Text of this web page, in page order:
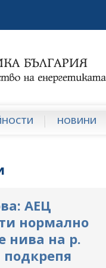
НОВИНИ
АЕЦ
нормално
нива на р.